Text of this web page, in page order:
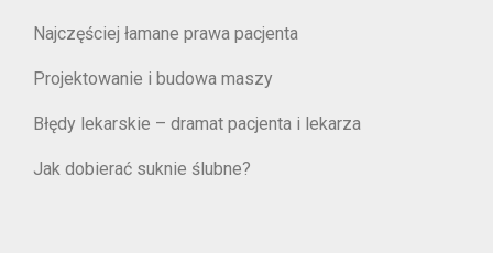
Najczęściej łamane prawa pacjenta
Projektowanie i budowa maszy
Błędy lekarskie – dramat pacjenta i lekarza
Jak dobierać suknie ślubne?